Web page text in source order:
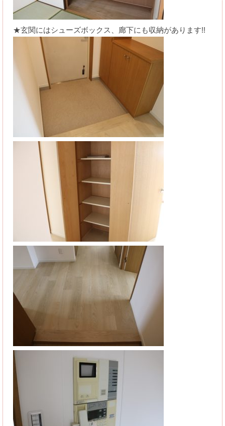
★玄関にはシューズボックス、廊下にも収納があります!!